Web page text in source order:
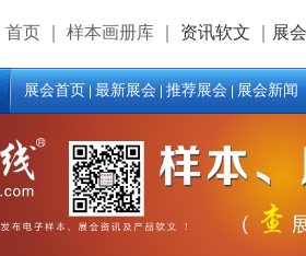
页 样本画册库 资讯软文 展
展会首页|最新展会|推荐展会|展会新闻